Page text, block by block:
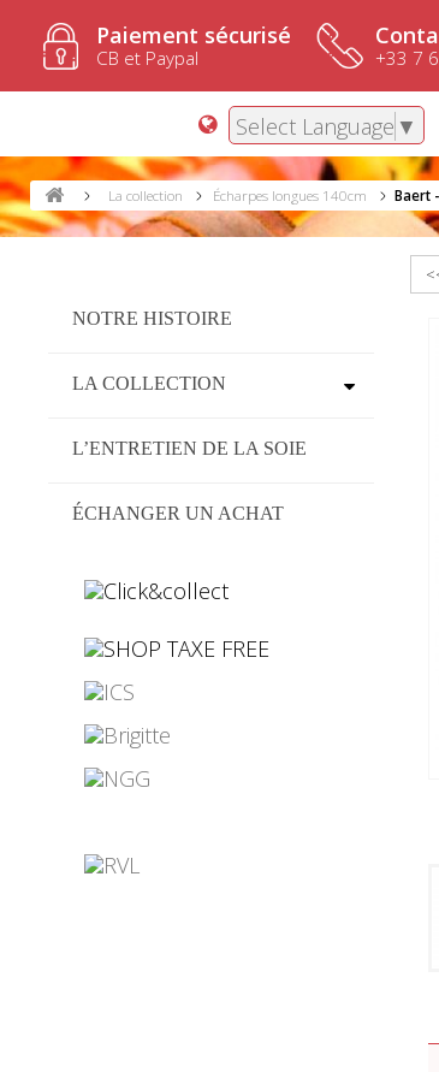
Paiement sécurisé
CB et Paypal +33 7
Select Language ▼
La collection Écharpes longues 140cm Baert
NOTRE HISTOIRE
LA COLLECTION
L’ENTRETIEN DE LA SOIE
ÉCHANGER UN ACHAT